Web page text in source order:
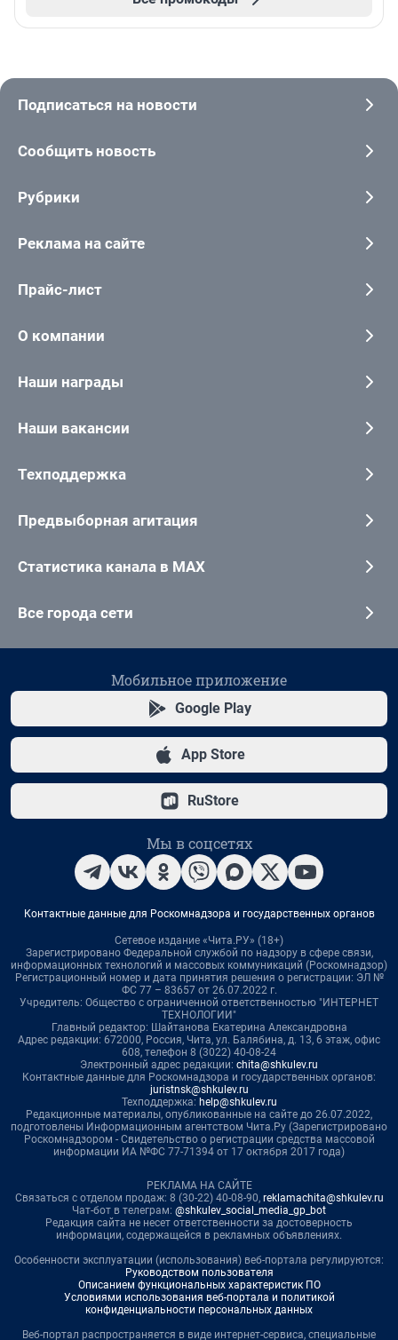
Подписаться на новости
Сообщить новость
Рубрики
Реклама на сайте
Прайс-лист
О компании
Наши награды
Наши вакансии
Техподдержка
Предвыборная агитация
Статистика канала в MAX
Все города сети
Мобильное приложение
Google Play
App Store
RuStore
Мы в соцсетях
Контактные данные для Роскомнадзора и государственных органов
Сетевое издание «Чита.РУ» (18+)
Зарегистрировано Федеральной службой по надзору в сфере связи,
информационных технологий и массовых коммуникаций (Роскомнадзор)
Регистрационный номер и дата принятия решения о регистрации: ЭЛ №
ФС 77 – 83657 от 26.07.2022 г.
Учредитель: Общество с ограниченной ответственностью "ИНТЕРНЕТ
ТЕХНОЛОГИИ"
Главный редактор: Шайтанова Екатерина Александровна
Адрес редакции: 672000, Россия, Чита, ул. Балябина, д. 13, 6 этаж, офис
608, телефон 8 (3022) 40-08-24
Электронный адрес редакции: chita@shkulev.ru
Контактные данные для Роскомнадзора и государственных органов:
juristnsk@shkulev.ru
Техподдержка: help@shkulev.ru
Редакционные материалы, опубликованные на сайте до 26.07.2022,
подготовлены Информационным агентством Чита.Ру (Зарегистрировано
Роскомнадзором - Свидетельство о регистрации средства массовой
информации ИА №ФС 77-71394 от 17 октября 2017 года)
РЕКЛАМА НА САЙТЕ
Связаться с отделом продаж: 8 (30-22) 40-08-90, reklamachita@shkulev.ru
Чат-бот в телеграм: @shkulev_social_media_gp_bot
Редакция сайта не несет ответственности за достоверность
информации, содержащейся в рекламных объявлениях.
Особенности эксплуатации (использования) веб-портала регулируются:
Руководством пользователя
Описанием функциональных характеристик ПО
Условиями использования веб-портала и политикой
конфиденциальности персональных данных
Веб-портал распространяется в виде интернет-сервиса, специальные